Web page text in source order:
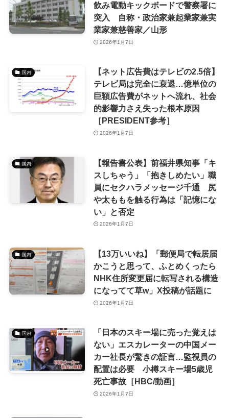
飲み電動キックボードで警察署に
突入 自称・政治家兼起業家兼実
業家兼慈善家／山形
2026年1月7日
国内
【ネット広告費はテレビの2.5倍】
テレビ局は完全に衰退…億単位の
巨額広告費がネットへ流れ、社会
的影響力さえ失った根本原因
［PRESIDENT参考］
2026年1月7日
国内
【報告書公表】前福井県知事「キ
スしちゃう」「抱きしめたい」職
員にセクハラメッセージ千通 尻
や太ももを触る行為は「記憶にな
い」と否定
2026年1月7日
国内
【13万いいね】「郵便局で転居届
かこうと思って、ふとめくったら
NHK住所変更届に転写される構造
になってて草w」X投稿が話題に
2026年1月7日
国内
「日本のスキー場に売った覚えは
ない」エスカレーターの中国メー
カー社長が驚きの証言…監視員の
配置は必要 小樽スキー場5歳児
死亡事故［HBC/動画］
2026年1月7日